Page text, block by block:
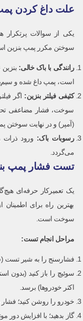
علت داغ کردن
یکی از سوالات پرتکرار
سوختن مکرر پمپ بنزین
رانندگی با باک خالی:
است، پمپ داغ شده و
کثیفی فیلتر بنزین: اگر
سوخت، فشار مضاعفی
(آمپر) و در نهایت سوختن
رسوبات باک: ورود ذرات
می‌گردد.
تست فشار پمپ
یک تعمیرکار حرفه‌ای
بهترین راه برای
سوخت است.
مراحل انجام تست:
فشارسنج را به شیر تست
اکثر خودروها) برسد.
خودرو را روشن کنید؛ فشار
گاز بدهید؛ با افزایش دور